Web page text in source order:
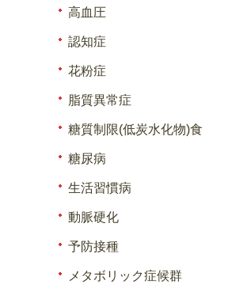
高血圧
認知症
花粉症
脂質異常症
糖質制限(低炭水化物)食
糖尿病
生活習慣病
動脈硬化
予防接種
メタボリック症候群